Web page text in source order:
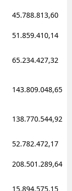
45.788.813,60
51.859.410,14
65.234.427,32
143.809.048,65
138.770.544,92
52.782.472,17
208.501.289,64
15.894.575,15